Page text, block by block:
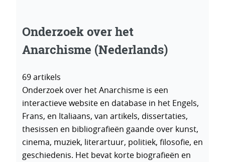
Onderzoek over het
Anarchisme (Nederlands)
69 artikels
Onderzoek over het Anarchisme is een
interactieve website en database in het Engels,
Frans, en Italiaans, van artikels, dissertaties,
thesissen en bibliografieën gaande over kunst,
cinema, muziek, literartuur, politiek, filosofie, en
geschiedenis. Het bevat korte biografieën en